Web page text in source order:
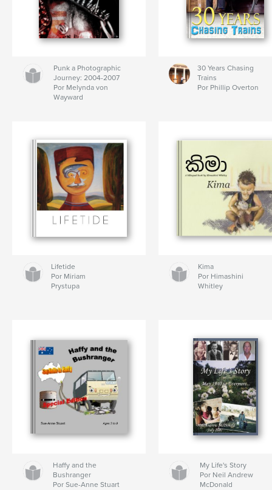
Punk a Photographic
Journey: 2004-2007
Por Melynda von
Wayward
30 Years Chasing
Trains
Por Phillip Overton
Lifetide
Por Miriam
Prystupa
Kima
Por Himashini
Whitley
Haffy and the
Bushranger
Por Sue-Anne Stuart
My Life's Story
Por Neil Andrew
McDonald